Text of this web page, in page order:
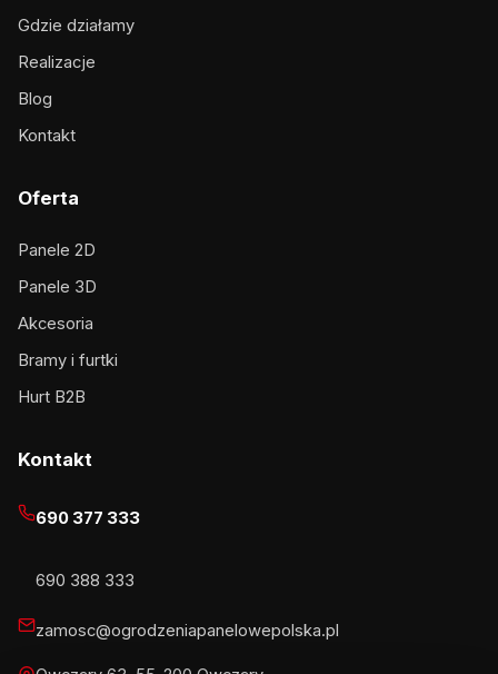
Gdzie działamy
Realizacje
Blog
Kontakt
Oferta
Panele 2D
Panele 3D
Akcesoria
Bramy i furtki
Hurt B2B
Kontakt
690 377 333
690 388 333
zamosc@ogrodzeniapanelowepolska.pl